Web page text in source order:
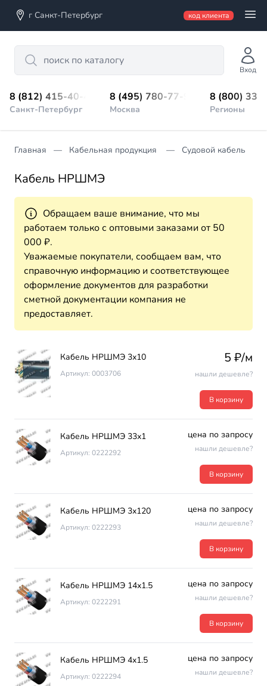
г Санкт-Петербург код клиента
Search
Вход
8 (812) 415-40-45
Санкт-Петербург
8 (495) 780-77-98
Москва
8 (800)
Регионы
Главная Кабельная продукция Судовой кабель
Кабель НРШМЭ
Обращаем ваше внимание, что мы
работаем только с оптовыми заказами от 50
000 ₽.
Уважаемые покупатели, сообщаем вам, что
справочную информацию и соответствующее
оформление документов для разработки
сметной документации компания не
предоставляет.
Кабель НРШМЭ 3х10
Артикул: 0003706
5 ₽/м
нашли дешевле?
В корзину
Кабель НРШМЭ 33х1
Артикул: 0222292
цена по запросу
нашли дешевле?
В корзину
Кабель НРШМЭ 3х120
Артикул: 0222293
цена по запросу
нашли дешевле?
В корзину
Кабель НРШМЭ 14х1.5
Артикул: 0222291
цена по запросу
нашли дешевле?
В корзину
Кабель НРШМЭ 4х1.5
Артикул: 0222294
цена по запросу
нашли дешевле?